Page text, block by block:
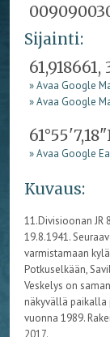
Sijainti:
61,918661,
» Avaa Google
» Avaa Google
» Avaa Google
Kuvaus:
11.Divisioonan JR
19.8.1941.
varmistamaan
Potkuselkään,
Veskelys on
näkyvällä paikalla
vuonna 1989.
2017.